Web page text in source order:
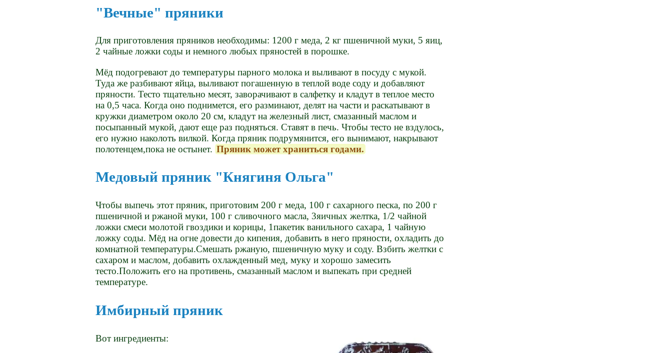
"Вечные" пряники
Для приготовления пряников необходимы: 1200 г меда, 2 кг пшеничной муки, 5 яиц,
2 чайные ложки соды и немного любых пряностей в порошке.
Мёд подогревают до температуры парного молока и выливают в посуду с мукой.
Туда же разбивают яйца, выливают погашенную в теплой воде соду и добавляют
пряности. Тесто тщательно месят, заворачивают в салфетку и кладут в теплое место
на 0,5 часа. Когда оно поднимется, его разминают, делят на части и раскатывают в
кружки диаметром около 20 см, кладут на железный лист, смазанный маслом и
посыпанный мукой, дают еще раз подняться. Ставят в печь. Чтобы тесто не вздулось,
его нужно наколоть вилкой. Когда пряник подрумянится, его вынимают, накрывают
полотенцем,пока не остынет.Пряник может храниться годами.
Медовый пряник "Княгиня Ольга"
Чтобы выпечь этот пряник, приготовим 200 г меда, 100 г сахарного песка, по 200 г
пшеничной и ржаной муки, 100 г сливочного масла, 3яичных желтка, 1/2 чайной
ложки смеси молотой гвоздики и корицы, 1пакетик ванильного сахара, 1 чайную
ложку соды. Мёд на огне довести до кипения, добавить в него пряности, охладить до
комнатной температуры.Смешать ржаную, пшеничную муку и соду. Взбить желтки с
сахаром и маслом, добавить охлажденный мед, муку и хорошо замесить
тесто.Положить его на противень, смазанный маслом и выпекать при средней
температуре.
Имбирный пряник
Вот ингредиенты: